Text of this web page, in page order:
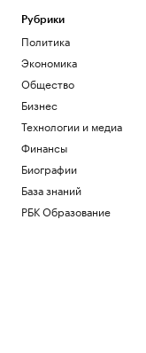
Рубрики
Политика
Экономика
Общество
Бизнес
Технологии и медиа
Финансы
Биографии
База знаний
РБК Образование